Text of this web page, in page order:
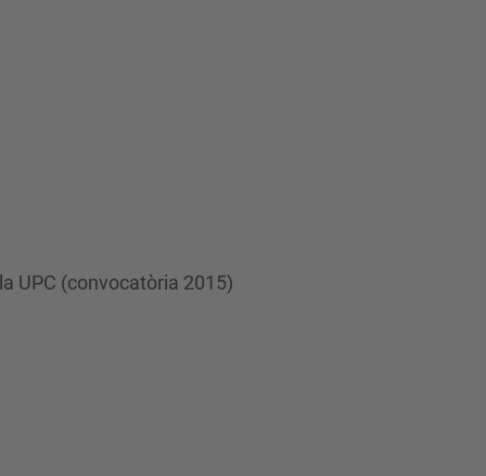
UPC (convocatòria 2015)